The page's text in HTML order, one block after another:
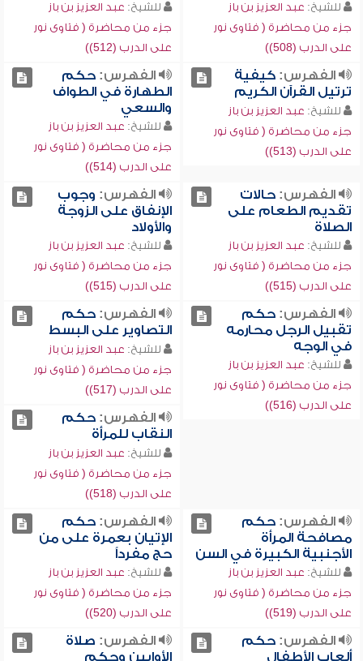
للشيخ: عبد العزيز بن باز
جزء من محاضرة ( فتاوى نور
على الدرب (508))
للشيخ: عبد العزيز بن باز
جزء من محاضرة ( فتاوى نور
على الدرب (512))
الفهرس:كيفية
ترتيل القرآن الكريم
للشيخ: عبد العزيز بن باز
جزء من محاضرة ( فتاوى نور
على الدرب (513))
الفهرس:حكم
الطهارة في الطواف
والسعي
للشيخ: عبد العزيز بن باز
جزء من محاضرة ( فتاوى نور
على الدرب (514))
الفهرس:حالات
تقديم الطعام على
الصلاة
للشيخ: عبد العزيز بن باز
جزء من محاضرة ( فتاوى نور
على الدرب (515))
الفهرس: وجوب
الإنفاق على الزوجة
والأولاد
للشيخ: عبد العزيز بن باز
جزء من محاضرة ( فتاوى نور
على الدرب (515))
الفهرس:حكم
تقبيل الرجل محارمه
في الوجه
للشيخ: عبد العزيز بن باز
جزء من محاضرة ( فتاوى نور
على الدرب (516))
الفهرس:حكم
التصاوير على البسط
للشيخ: عبد العزيز بن باز
جزء من محاضرة ( فتاوى نور
على الدرب (517))
الفهرس:حكم
النقاب للمرأة
للشيخ: عبد العزيز بن باز
جزء من محاضرة ( فتاوى نور
على الدرب (518))
الفهرس:حكم
مصافحة المرأة
الأجنبية الكبيرة في السن
للشيخ: عبد العزيز بن باز
جزء من محاضرة ( فتاوى نور
على الدرب (519))
الفهرس:حكم
الإتيان بعمرة على من
حج مفرداً
للشيخ: عبد العزيز بن باز
جزء من محاضرة ( فتاوى نور
على الدرب (520))
الفهرس:حكم
ألعاب الأطفال
الفهرس: صلاة
الأوابين وحكم